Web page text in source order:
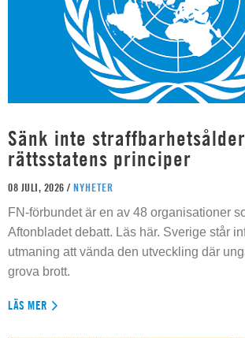
Sänk inte
rättsstatens principer
08 JULI, 2026 / NYHETER
FN-förbundet är en av 48 organisationer
Aftonbladet debatt. Läs här. Sverige står
utmaning att vända den utveckling där
grova brott.
LÄS MER